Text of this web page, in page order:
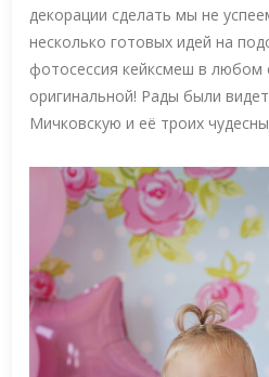
декорации сделать мы не
несколько готовых идей на
фотосессия кейксмеш в любом
оригинальной! Рады были
Мичковскую и её троих